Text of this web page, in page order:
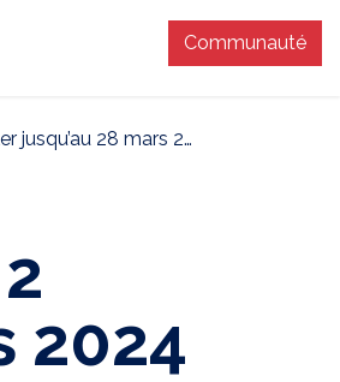
Communauté
28 mars 2024
2024